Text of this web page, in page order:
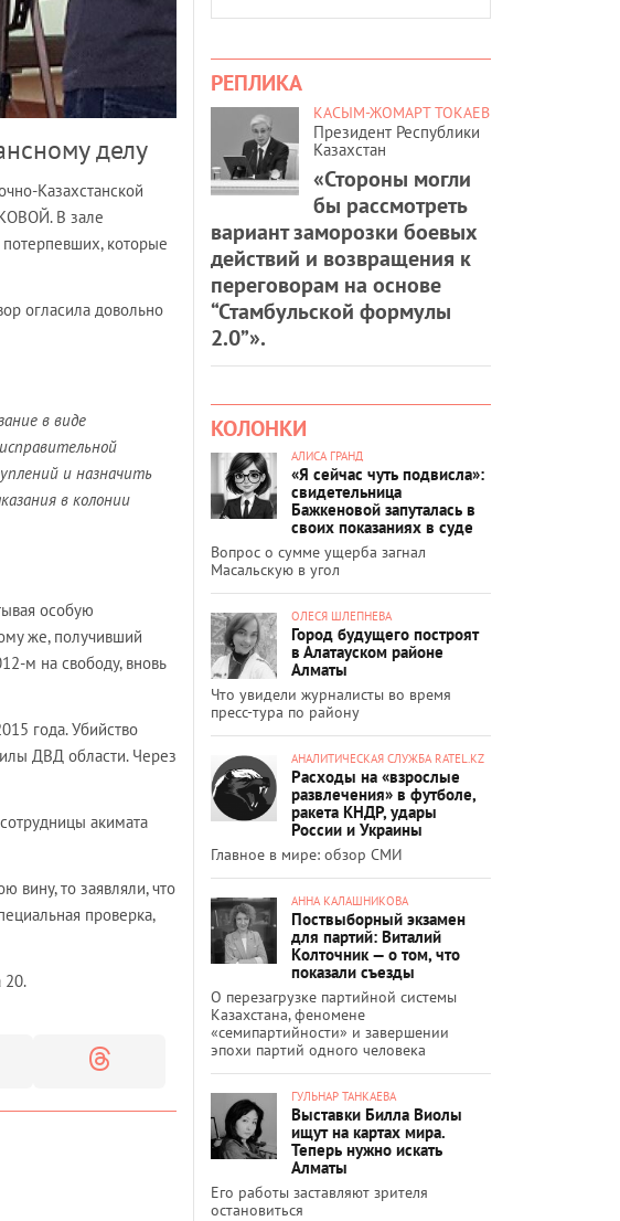
делу
Казахстанской
В зале
которые
огласила довольно
в виде
и назначить
в колонии
особую
же, получивший
м на свободу, вновь
года. Убийство
ДВД области. Через
акимата
вину, то заявляли, что
проверка,
20.
РЕПЛИКА
КАСЫМ-ЖОМАРТ ТОКАЕВ
Президент Республики
Казахстан
«Стороны могли
бы рассмотреть
вариант заморозки боевых
действий и возвращения к
переговорам на основе
“Стамбульской формулы
2.0”».
КОЛОНКИ
АЛИСА ГРАНД
«Я сейчас чуть подвисла»:
свидетельница
Бажкеновой запуталась в
своих показаниях в суде
Вопрос о сумме ущерба загнал
Масальскую в угол
ОЛЕСЯ ШЛЕПНЕВА
Город будущего построят
в Алатауском районе
Алматы
Что увидели журналисты во время
пресс-тура по району
АНАЛИТИЧЕСКАЯ СЛУЖБА RATEL.KZ
Расходы на «взрослые
развлечения» в футболе,
ракета КНДР, удары
России и Украины
Главное в мире: обзор СМИ
АННА КАЛАШНИКОВА
Поствыборный экзамен
для партий: Виталий
Колточник — о том, что
показали съезды
О перезагрузке партийной системы
Казахстана, феномене
«семипартийности» и завершении
эпохи партий одного человека
ГУЛЬНАР ТАНКАЕВА
Выставки Билла Виолы
ищут на картах мира.
Теперь нужно искать
Алматы
Его работы заставляют зрителя
остановиться